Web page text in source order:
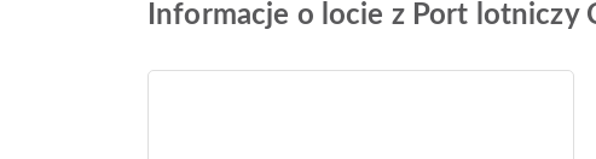
Informacje o locie z Port lotniczy